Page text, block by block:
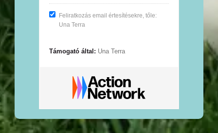
Feliratkozás email értesítésekre, tőle:
Una Terra
Támogató által: Una Terra